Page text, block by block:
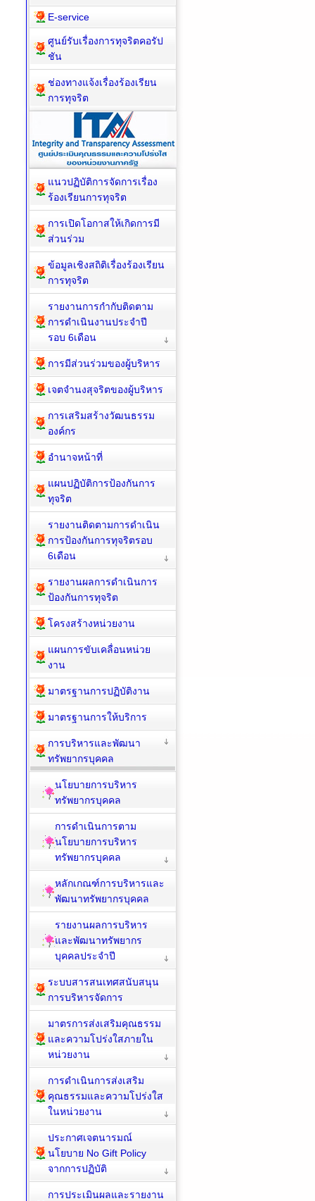
E-service
ศูนย์รับเรื่องการทุจริตคอรัป
ชัน
ช่องทางแจ้งเรื่องร้องเรียน
การทุจริต
แนวปฏิบัติการจัดการเรื่อง
ร้องเรียนการทุจริต
การเปิดโอกาสให้เกิดการมี
ส่วนร่วม
ข้อมูลเชิงสถิติเรื่องร้องเรียน
การทุจริต
รายงานการกำกับติดตาม
การดำเนินงานประจำปี
รอบ 6เดือน
การมีส่วนร่วมของผู้บริหาร
เจตจำนงสุจริตของผู้บริหาร
การเสริมสร้างวัฒนธรรม
องค์กร
อำนาจหน้าที่
แผนปฏิบัติการป้องกันการ
ทุจริต
รายงานติดตามการดำเนิน
การป้องกันการทุจริตรอบ
6เดือน
รายงานผลการดำเนินการ
ป้องกันการทุจริต
โครงสร้างหน่วยงาน
แผนการขับเคลื่อนหน่วย
งาน
มาตรฐานการปฏิบัติงาน
มาตรฐานการให้บริการ
การบริหารและพัฒนา
ทรัพยากรบุคคล
นโยบายการบริหาร
ทรัพยากรบุคคล
การดำเนินการตาม
นโยบายการบริหาร
ทรัพยากรบุคคล
หลักเกณฑ์การบริหารและ
พัฒนาทรัพยากรบุคคล
รายงานผลการบริหาร
และพัฒนาทรัพยากร
บุคคลประจำปี
ระบบสารสนเทศสนับสนุน
การบริหารจัดการ
มาตรการส่งเสริมคุณธรรม
และความโปร่งใสภายใน
หน่วยงาน
การดำเนินการส่งเสริม
คุณธรรมและความโปร่งใส
ในหน่วยงาน
ประกาศเจตนารมณ์
นโยบาย No Gift Policy
จากการปฏิบัติ
การประเมินผลและรายงาน